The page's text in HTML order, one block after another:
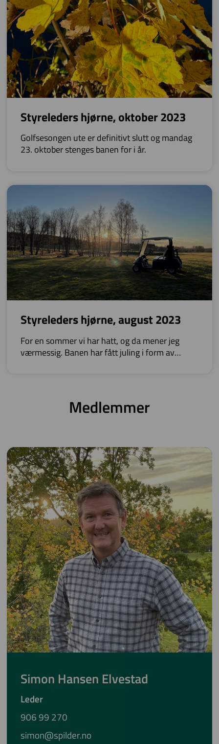
Styreleders hjørne, oktober 2023
Golfsesongen ute er definitivt slutt og mandag
23. oktober stenges banen for i år.
Styreleders hjørne, august 2023
For en sommer vi har hatt, og da mener jeg
værmessig. Banen har fått juling i form av
Medlemmer
Simon Hansen Elvestad
Leder
906 99 270
simon@spilder.no